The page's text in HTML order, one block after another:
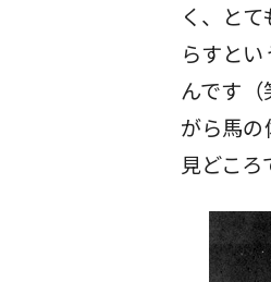
く、と
らすと
んです
がら馬
見どころ